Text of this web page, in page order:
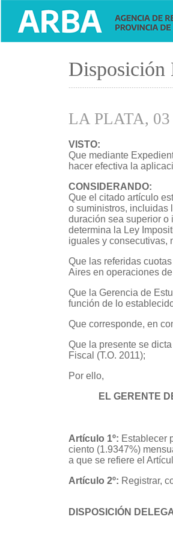
Disposición
LA PLATA,
VISTO:
Que mediante
hacer efectiva la
CONSIDERANDO:
Que el citado artículo
o suministros, incluidas
duración sea superior o
determina la Ley
iguales y consecutivas,
Que las referidas
Aires en operaciones
Que la Gerencia de
función de lo
Que corresponde, en
Que la presente se
Fiscal (T.O. 2011);
Por ello,
EL GERENTE
Artículo 1º: Establecer
ciento (1.9347%)
a que se refiere el
Artículo 2º: Registrar,
DISPOSICIÓN